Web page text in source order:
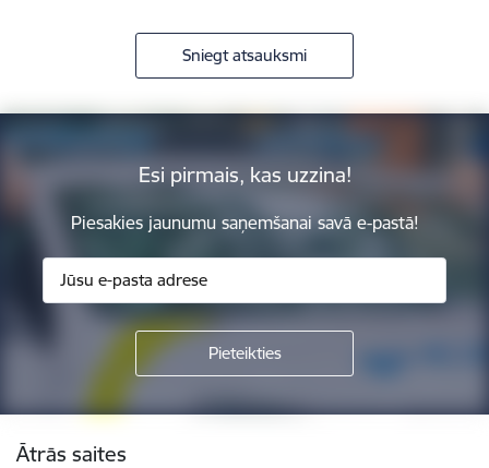
Sniegt atsauksmi
Esi pirmais, kas uzzina!
Piesakies jaunumu saņemšanai savā e-pastā!
Ātrās saites